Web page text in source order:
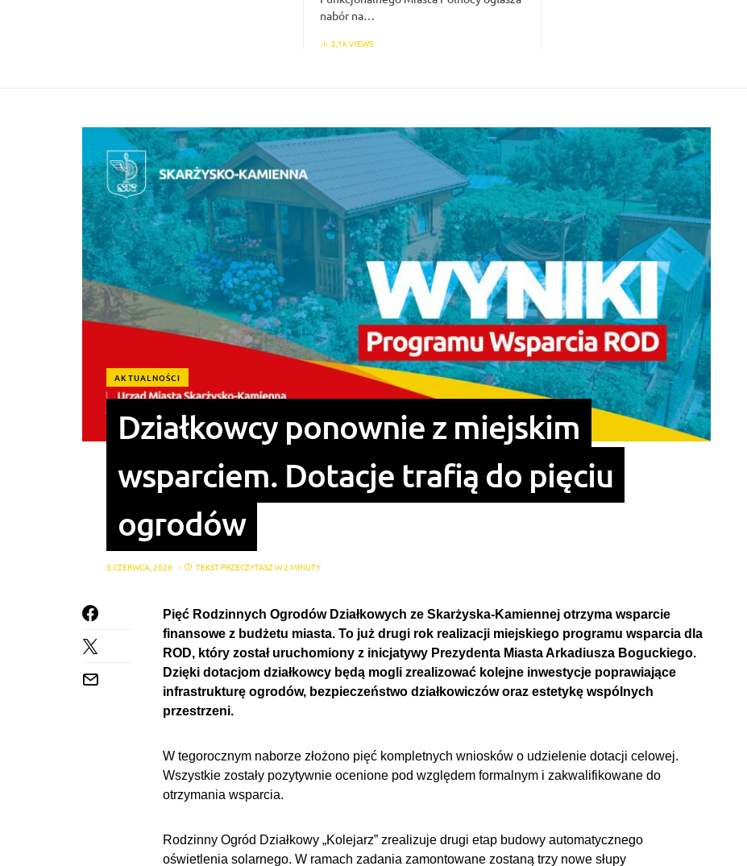
nabór na…
2,1K VIEWS
AKTUALNOŚCI
Działkowcy ponownie z miejskim
wsparciem. Dotacje trafią do pięciu
ogrodów
3 CZERWCA, 2026 TEKST PRZECZYTASZ W 2 MINUTY
Pięć Rodzinnych Ogrodów Działkowych ze Skarżyska-Kamiennej otrzyma wsparcie
finansowe z budżetu miasta. To już drugi rok realizacji miejskiego programu wsparcia dla
ROD, który został uruchomiony z inicjatywy Prezydenta Miasta Arkadiusza Boguckiego.
Dzięki dotacjom działkowcy będą mogli zrealizować kolejne inwestycje poprawiające
infrastrukturę ogrodów, bezpieczeństwo działkowiczów oraz estetykę wspólnych
przestrzeni.
W tegorocznym naborze złożono pięć kompletnych wniosków o udzielenie dotacji celowej.
Wszystkie zostały pozytywnie ocenione pod względem formalnym i zakwalifikowane do
otrzymania wsparcia.
Rodzinny Ogród Działkowy „Kolejarz” zrealizuje drugi etap budowy automatycznego
oświetlenia solarnego. W ramach zadania zamontowane zostaną trzy nowe słupy